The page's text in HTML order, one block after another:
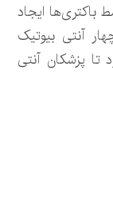
باکتری‌ها ایجاد
آنتی بیوتیک
پزشکان آنتی